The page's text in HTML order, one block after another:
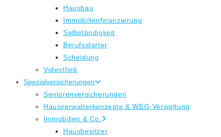
Hausbau
Immobilienfinanzierung
Selbständigkeit
Berufsstarter
Scheidung
Videothek
Spezialversicherungen
Seniorenversicherungen
Hausverwalterkonzepte & WEG-Verwaltung
Immobilien & Co.
Hausbesitzer